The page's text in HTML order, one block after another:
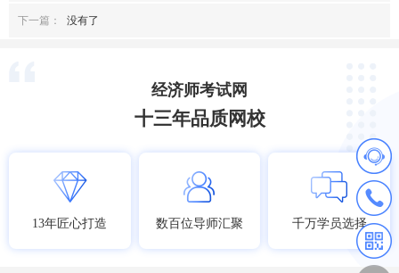
下一篇： 没有了
经济师考试网
十三年品质网校
13年匠心打造 数百位导师汇聚 千万学员选择